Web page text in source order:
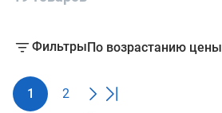
ФильтрыПо возрастанию цены
1 2